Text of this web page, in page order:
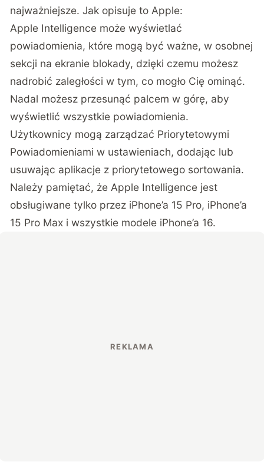
najważniejsze. Jak opisuje to Apple:
Apple Intelligence może wyświetlać
powiadomienia, które mogą być ważne, w osobnej
sekcji na ekranie blokady, dzięki czemu możesz
nadrobić zaległości w tym, co mogło Cię ominąć.
Nadal możesz przesunąć palcem w górę, aby
wyświetlić wszystkie powiadomienia.
Użytkownicy mogą zarządzać Priorytetowymi
Powiadomieniami w ustawieniach, dodając lub
usuwając aplikacje z priorytetowego sortowania.
Należy pamiętać, że Apple Intelligence jest
obsługiwane tylko przez iPhone’a 15 Pro, iPhone’a
15 Pro Max i wszystkie modele iPhone’a 16.